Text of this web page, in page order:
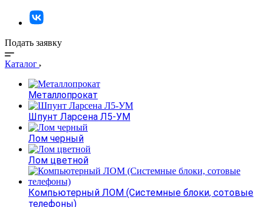
Подать заявку
Каталог
Металлопрокат
Шпунт Ларсена Л5-УМ
Лом черный
Лом цветной
Компьютерный ЛОМ (Системные блоки, сотовые
телефоны)